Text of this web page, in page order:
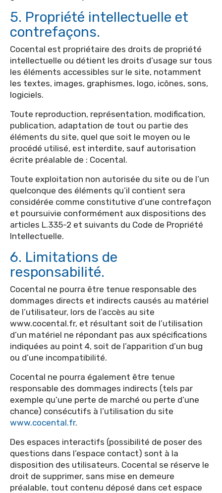
5. Propriété intellectuelle et
contrefaçons.
Cocental est propriétaire des droits de propriété
intellectuelle ou détient les droits d’usage sur tous
les éléments accessibles sur le site, notamment
les textes, images, graphismes, logo, icônes, sons,
logiciels.
Toute reproduction, représentation, modification,
publication, adaptation de tout ou partie des
éléments du site, quel que soit le moyen ou le
procédé utilisé, est interdite, sauf autorisation
écrite préalable de : Cocental.
Toute exploitation non autorisée du site ou de l’un
quelconque des éléments qu’il contient sera
considérée comme constitutive d’une contrefaçon
et poursuivie conformément aux dispositions des
articles L.335-2 et suivants du Code de Propriété
Intellectuelle.
6. Limitations de
responsabilité.
Cocental ne pourra être tenue responsable des
dommages directs et indirects causés au matériel
de l’utilisateur, lors de l’accès au site
www.cocental.fr, et résultant soit de l’utilisation
d’un matériel ne répondant pas aux spécifications
indiquées au point 4, soit de l’apparition d’un bug
ou d’une incompatibilité.
Cocental ne pourra également être tenue
responsable des dommages indirects (tels par
exemple qu’une perte de marché ou perte d’une
chance) consécutifs à l’utilisation du site
www.cocental.fr.
Des espaces interactifs (possibilité de poser des
questions dans l’espace contact) sont à la
disposition des utilisateurs. Cocental se réserve le
droit de supprimer, sans mise en demeure
préalable, tout contenu déposé dans cet espace